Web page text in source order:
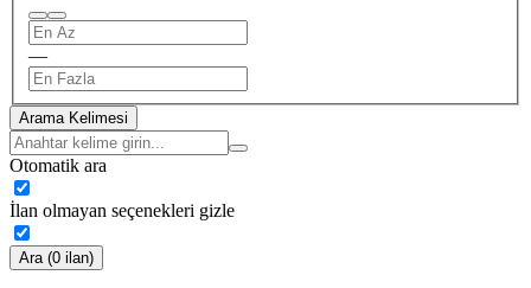
—
Arama Kelimesi
Otomatik ara
İlan olmayan seçenekleri gizle
Ara (0 ilan)